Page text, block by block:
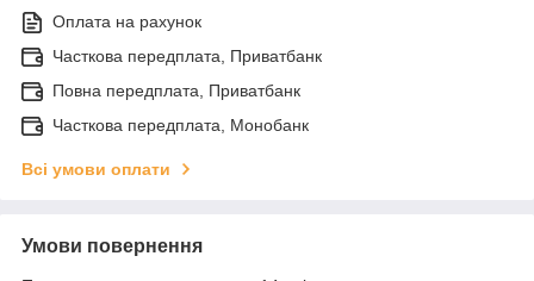
Оплата на рахунок
Часткова передплата, Приватбанк
Повна передплата, Приватбанк
Часткова передплата, Монобанк
Всі умови оплати
Умови повернення